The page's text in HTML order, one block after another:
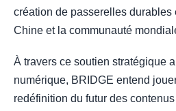
création de passerelles durables
Chine et la communauté
À travers ce soutien stratégique
numérique, BRIDGE entend
redéfinition du futur des